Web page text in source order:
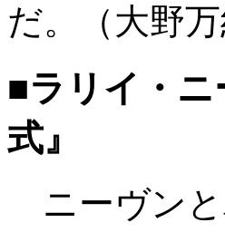
だ。（大野万
■ラリイ・
式』
ニーヴンと